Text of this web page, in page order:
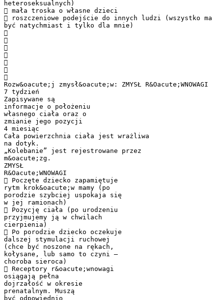
heteroseksualnych)
 mała troska o własne dzieci
 roszczeniowe podejście do innych ludzi (wszystko ma
być natychmiast i tylko dla mnie)







Rozw&oacute;j zmysł&oacute;w: ZMYSŁ R&Oacute;WNOWAGI
7 tydzień
Zapisywane są
informacje o położeniu
własnego ciała oraz o
zmianie jego pozycji
4 miesiąc
Cała powierzchnia ciała jest wrażliwa
na dotyk.
„Kolebanie” jest rejestrowane przez
m&oacute;zg.
ZMYSŁ
R&Oacute;WNOWAGI
 Poczęte dziecko zapamiętuje
rytm krok&oacute;w mamy (po
porodzie szybciej uspokaja się
w jej ramionach)
 Pozycję ciała (po urodzeniu
przyjmujemy ją w chwilach
cierpienia)
 Po porodzie dziecko oczekuje
dalszej stymulacji ruchowej
(chce być noszone na rękach,
kołysane, lub samo to czyni –
choroba sieroca)
 Receptory r&oacute;wnowagi
osiągają pełna
dojrzałość w okresie
prenatalnym. Muszą
być odpowiednio